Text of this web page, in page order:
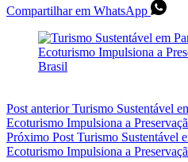
Compartilhar em WhatsApp
Post anteriorTurismo Sustentável
Ecoturismo Impulsiona a
Próximo Post Turismo Sustentável
Ecoturismo Impulsiona a